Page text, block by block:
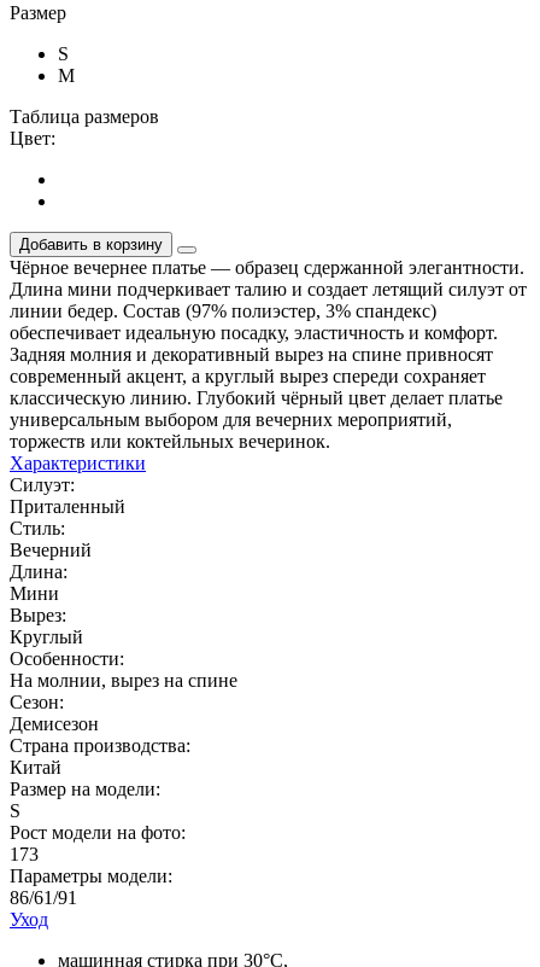
Размер
S
M
Таблица размеров
Цвет:
Добавить в корзину
Чёрное вечернее платье — образец сдержанной элегантности.
Длина мини подчеркивает талию и создает летящий силуэт от
линии бедер. Состав (97% полиэстер, 3% спандекс)
обеспечивает идеальную посадку, эластичность и комфорт.
Задняя молния и декоративный вырез на спине привносят
современный акцент, а круглый вырез спереди сохраняет
классическую линию. Глубокий чёрный цвет делает платье
универсальным выбором для вечерних мероприятий,
торжеств или коктейльных вечеринок.
Характеристики
Силуэт:
Приталенный
Стиль:
Вечерний
Длина:
Мини
Вырез:
Круглый
Особенности:
На молнии, вырез на спине
Сезон:
Демисезон
Страна производства:
Китай
Размер на модели:
S
Рост модели на фото:
173
Параметры модели:
86/61/91
Уход
машинная стирка при 30°C,